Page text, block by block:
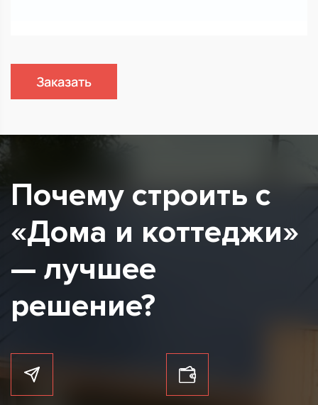
Заказать
Почему строить с
«Дома и коттеджи»
— лучшее
решение?